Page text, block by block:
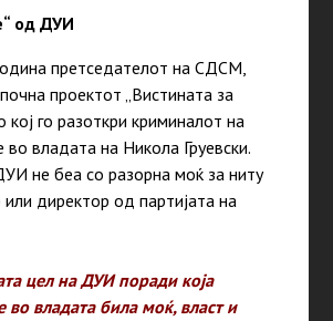
од ДУИ
претседателот на СДСМ,
проектот „Вистината за
кој го разоткри криминалот на
во владата на Никола Груевски.
не беа со разорна моќ за ниту
директор од партијата на
цел на ДУИ поради која
во владата била моќ, власт и